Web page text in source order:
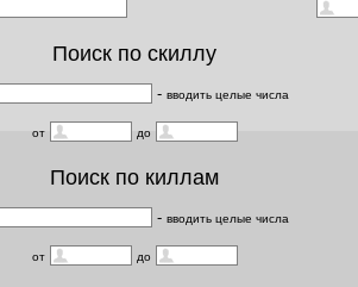
Поиск по скиллу
- вводить целые числа
от до
Поиск по киллам
- вводить целые числа
от до